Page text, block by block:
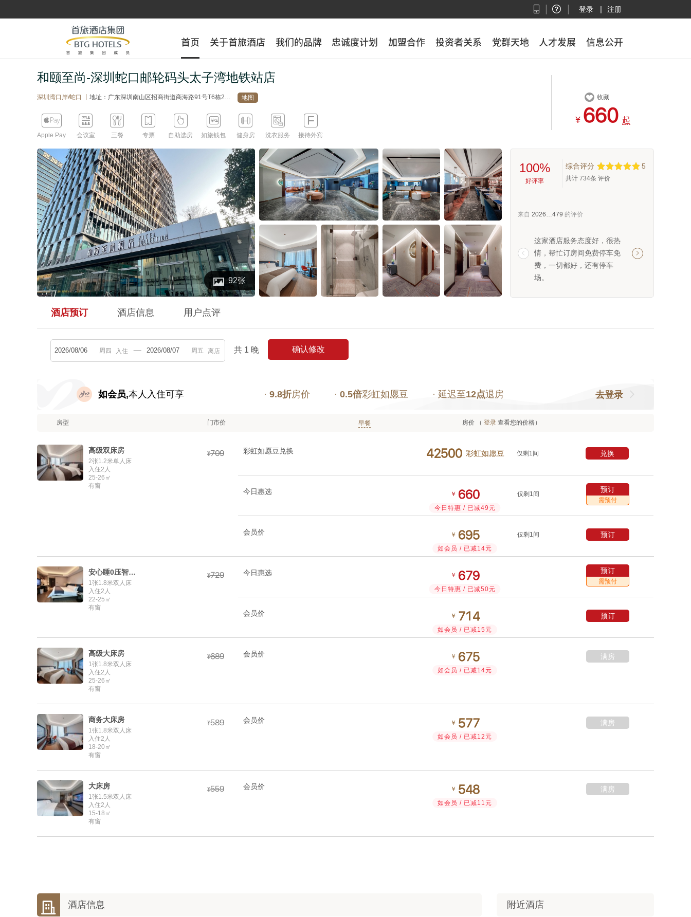
登录 | 注册
首页 关于首旅酒店 我们的品牌 忠诚度计划 加盟合作 投资者关系 党群天地 人才发展 信息公开
首页 关于首旅酒店 我们的品牌 忠诚度计划 加盟合作 投资者关系 党群天地 人才发展 信息公开
和颐至尚-深圳蛇口邮轮码头太子湾地铁站店
深圳湾口岸/蛇口 丨 地址：广东深圳南山区招商街道商海路91号T6栋2楼（沿着大厦走至保安厅左拐进T6栋大堂坐电梯上2楼前台） 地图

Apple Pay

会议室

三餐

专票

自助选房

如旅钱包

健身房

洗衣服务

接待外宾
 收藏
¥  起
 92张
100%
好评率
综合评分 5
共计 734条 评价
来自 2026…479 的评价

这家酒店服务态度好，很热
情，帮忙订房间免费停车免
费，一切都好，还有停车
场。
很热情，大堂有自

酒店预订 酒店信息 用户点评
入住 离店 共 1 晚 确认修改
如会员,本人入住可享 · 9.8折房价 · 0.5倍彩虹如愿豆 · 延迟至12点退房 去登录
房型 门市价 早餐 房价 （ 登录 查看您的价格）
高级双床房
2张1.2米单人床
入住2人
25-26㎡
有窗
¥ 彩虹如愿豆兑换  彩虹如愿豆 仅剩1间 兑换
今日惠选 ￥ 
今日特惠 / 已减49元
仅剩1间
预订
需预付
会员价 ￥ 
如会员 / 已减14元
仅剩1间 预订
安心睡0压智能大床房
1张1.8米双人床
入住2人
22-25㎡
有窗
¥ 今日惠选 ￥ 
今日特惠 / 已减50元
预订
需预付
会员价 ￥  
如会员 / 已减15元
预订
高级大床房
1张1.8米双人床
入住2人
25-26㎡
有窗
¥ 会员价 ￥ 
如会员 / 已减14元
满房
商务大床房
1张1.8米双人床
入住2人
18-20㎡
有窗
¥ 会员价 ￥ 
如会员 / 已减12元
满房
大床房
1张1.5米双人床
入住2人
15-18㎡
有窗
¥ 会员价 ￥ 
如会员 / 已减11元
满房
 酒店信息 附近酒店